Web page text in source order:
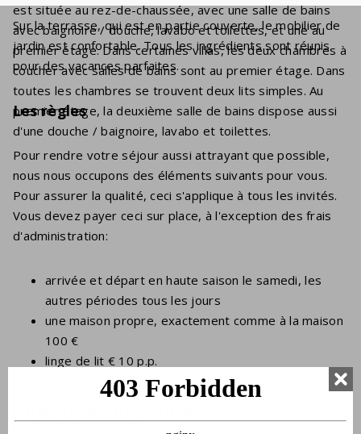
est située au rez-de-chaussée, avec une salle de bains
avec baignoire / douche, lavabo et toilettes, et une au
premier étage. Dans certaines villas, les deux chambres à
coucher avec salles de bains sont au premier étage. Dans
toutes les chambres se trouvent deux lits simples. Au
premier étage, la deuxième salle de bains dispose aussi
d'une douche / baignoire, lavabo et toilettes.
Sur la terrasse, qui est en partie couverte, le mobilier de
jardin est confortable. Tous les ingrédients sont réunis
pour des vacances parfaites.
Les règles
Pour rendre votre séjour aussi attrayant que possible,
nous nous occupons des éléments suivants pour vous.
Pour assurer la qualité, ceci s'applique à tous les invités.
Vous devez payer ceci sur place, à l'exception des frais
d'administration:
arrivée et départ en haute saison le samedi, les
autres périodes tous les jours
une maison propre, exactement comme à la maison
100 €
linge de lit € 10 p.p.
taxe de séjour est ca. 2 € p.p.p.n. > 18 ans
frais d'administration 19,50 €
caution de 300 €